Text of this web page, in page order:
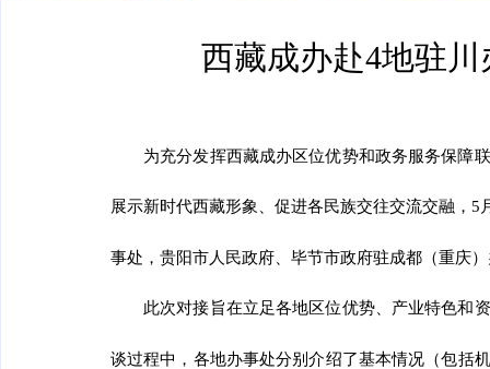
西藏成办赴4地驻
为充分发挥西藏成办区位优势和政务服务保障
展示新时代西藏形象、促进各民族交往交流交融， 5
事处， 贵阳市人民政府 、毕节市政府驻成都（重庆
此次对接旨在立足各地区位优势、产业特色和
谈过程中， 各地办事处分别介绍了基本情况（包括